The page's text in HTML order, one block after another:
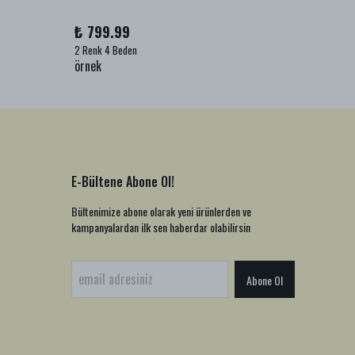
₺ 799.99
2 Renk 4 Beden
örnek
E-Bültene Abone Ol!
Bültenimize abone olarak yeni ürünlerden ve
kampanyalardan ilk sen haberdar olabilirsin
Abone Ol